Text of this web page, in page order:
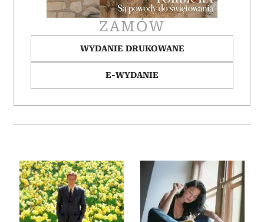
ZAMÓW
WYDANIE DRUKOWANE
E-WYDANIE